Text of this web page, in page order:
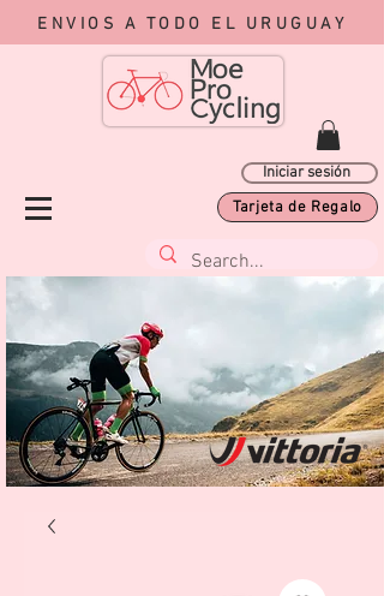
ENVIOS A TODO EL URUGUAY
Tarjeta de Regalo
Iniciar sesión